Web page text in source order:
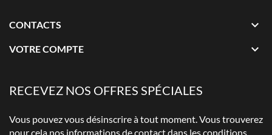
CONTACTS 
VOTRE COMPTE 
RECEVEZ NOS OFFRES SPÉCIALES
Vous pouvez vous désinscrire à tout moment. Vous trouverez
pour cela nos informations de contact dans les conditions